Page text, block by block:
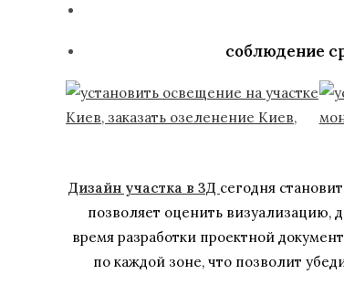
соблюдение
Дизайн участка в 3Д сегодня
позволяет оценить визуализацию,
время разработки проектной
по каждой зоне, что позволит